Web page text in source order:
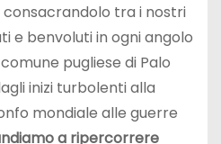
tra i nostri
e benvoluti in ogni angolo
pugliese di Palo
inizi turbolenti alla
mondiale alle guerre
a ripercorrere